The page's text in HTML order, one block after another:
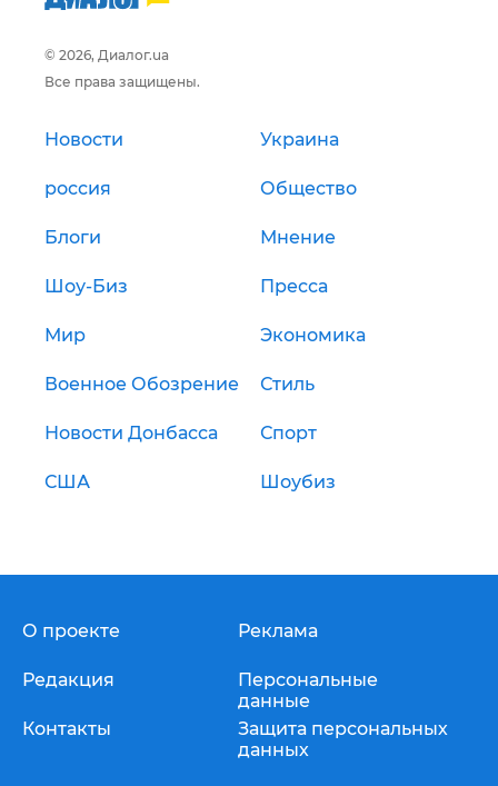
© 2026, Диалог.ua
Все права защищены.
Новости Украина
россия Общество
Блоги Мнение
Шоу-Биз Пресса
Мир Экономика
Военное Обозрение Стиль
Новости Донбасса Спорт
США Шоубиз
О проекте
Редакция
Контакты
Реклама
Персональные
данные
Защита персональных
данных